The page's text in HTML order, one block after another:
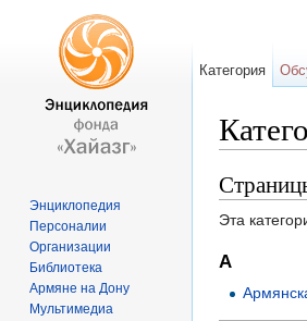
Эта
А
Категория
Энциклопедия
Персоналии
Организации
Библиотека
Армяне на Дону
Мультимедиа